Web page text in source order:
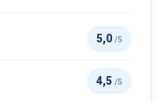
5,0 /5
4,5 /5